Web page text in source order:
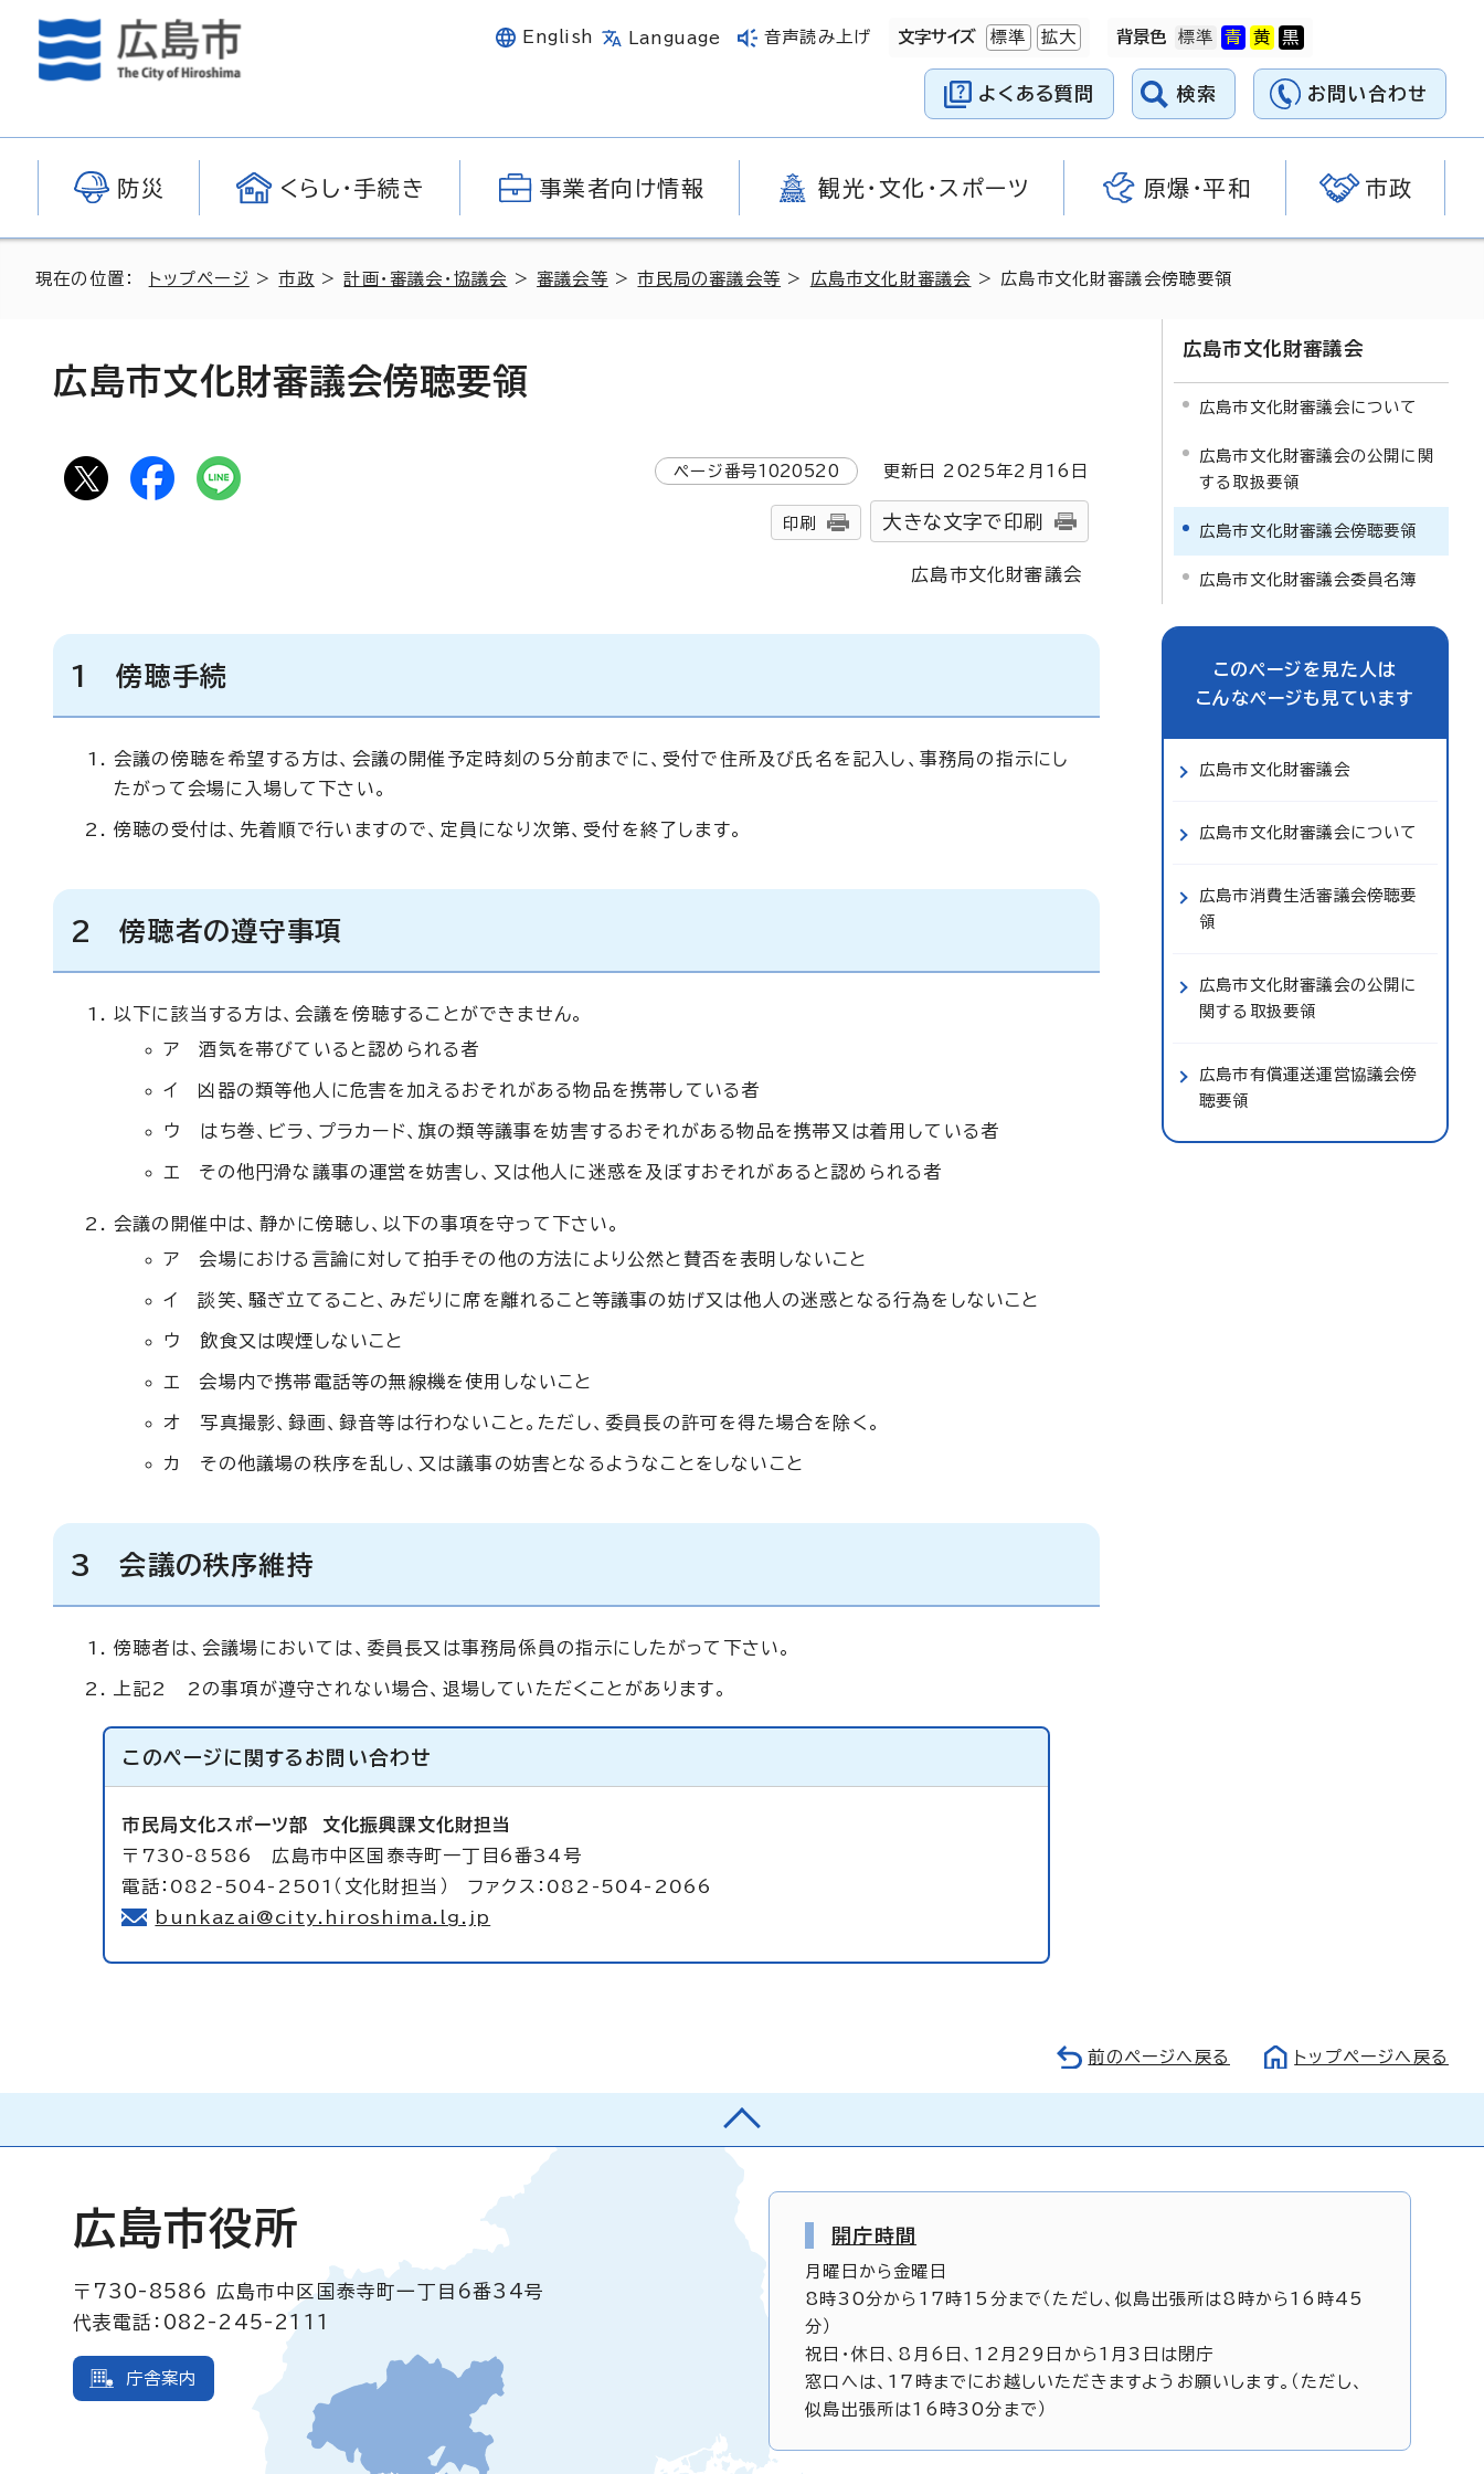
English Language 音声読み上げ 文字サイズ 標準 拡大 背景色
よくある質問 検索 お問い合わせ
防災 くらし・手続き 事業者向け情報 観光・文化・スポーツ 原爆・平和 市政
現在の位置： トップページ >市政 >計画・審議会・協議会 >審議会等 >市民局の審議会等 > 広島市文化財審議会 > 広島市文化財審議会傍聴要領
広島市文化財審議会傍聴要領
ページ番号1020520 更新日 2025年2月 16 日
印刷 大きな文字で印刷
広島市文化財審議会
1 傍聴手続
会議の傍聴を希望する方は、会議の開催予定時刻の5分前までに、受付で住所及び氏名を記入し、事務局の指示にし
たがって会場に入場して下さい。
傍聴の受付は、先着順で行いますので、定員になり次第、受付を終了します。
2 傍聴者の遵守事項
以下に該当する方は、会議を傍聴することができません。
ア 酒気を帯びていると認められる者
イ 凶器の類等他人に危害を加えるおそれがある物品を携帯している者
ウ はち巻、ビラ、プラカード、旗の類等議事を妨害するおそれがある物品を携帯又は着用している者
エ その他円滑な議事の運営を妨害し、又は他人に迷惑を及ぼすおそれがあると認められる者
会議の開催中は、静かに傍聴し、以下の事項を守って下さい。
ア 会場における言論に対して拍手その他の方法により公然と賛否を表明しないこと
イ 談笑、騒ぎ立てること、みだりに席を離れること等議事の妨げ又は他人の迷惑となる行為をしないこと
ウ 飲食又は喫煙しないこと
エ 会場内で携帯電話等の無線機を使用しないこと
オ 写真撮影、録画、録音等は行わないこと。ただし、委員長の許可を得た場合を除く。
カ その他議場の秩序を乱し、又は議事の妨害となるようなことをしないこと
3 会議の秩序維持
傍聴者は、会議場においては、委員長又は事務局係員の指示にしたがって下さい。
上記2 2の事項が遵守されない場合、退場していただくことがあります。
このページに関する お問い合わせ
市民局文化スポーツ部 文化振興課文化財担当
〒730-8586 広島市中区国泰寺町一丁目6番34号
電話：082-504-2501（文化財担当） ファクス：082-504-2066
bunkazai@city.hiroshima.lg.jp
広島市文化財審議会
広島市文化財審議会について
広島市文化財審議会の公開に関
する取扱要領
広島市文化財審議会傍聴要領
広島市文化財審議会委員名簿
このページを見た人は
こんなページも見ています
広島市文化財審議会
広島市文化財審議会について
広島市消費生活審議会傍聴要
領
広島市文化財審議会の公開に
関する取扱要領
広島市有償運送運営協議会傍
聴要領
前のページへ戻る トップページへ戻る
広島市役所
〒730-8586
広島市中区国泰寺町一丁目6番34号
代表電話：082-245-2111
庁舎案内
開庁時間
月曜日から金曜日
8時30分から17時15分まで（ただし、似島出張所は8時から16時45
分）
祝日・休日、8月6日、12月29日から1月3日は閉庁
窓口へは、17時までにお越しいただきますようお願いします。（ただし、
似島出張所は16時30分まで）